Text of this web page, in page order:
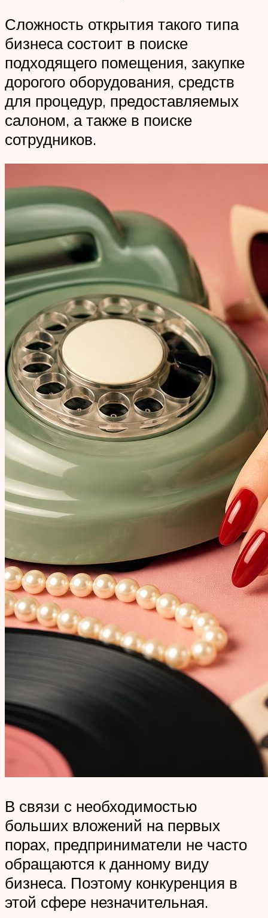
Сложность открытия такого типа
бизнеса состоит в поиске
подходящего помещения, закупке
дорогого оборудования, средств
для процедур, предоставляемых
салоном, а также в поиске
сотрудников.
В связи с необходимостью
больших вложений на первых
порах, предприниматели не часто
обращаются к данному виду
бизнеса. Поэтому конкуренция в
этой сфере незначительная.